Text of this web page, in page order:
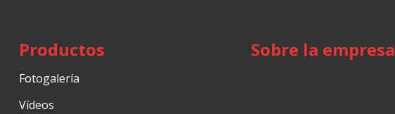
Productos
Fotogalería
Vídeos
Sobre la empresa